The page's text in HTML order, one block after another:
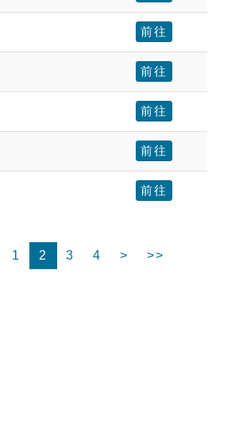
前往
前往
前往
前往
前往
1 2 3 4 > >>